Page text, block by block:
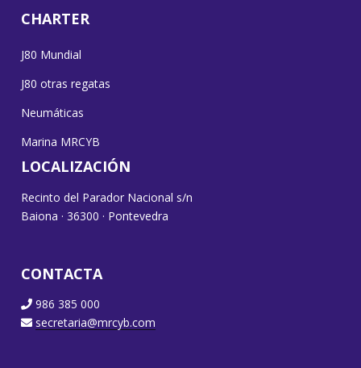
CHARTER
J80 Mundial
J80 otras regatas
Neumáticas
Marina MRCYB
LOCALIZACIÓN
Recinto del Parador Nacional s/n
Baiona · 36300 · Pontevedra
CONTACTA
986 385 000
secretaria@mrcyb.com